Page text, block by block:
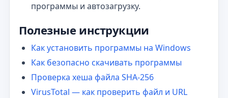
программы и автозагрузку.
Полезные инструкции
Как установить программы на Windows
Как безопасно скачивать программы
Проверка хеша файла SHA-256
VirusTotal — как проверить файл и URL